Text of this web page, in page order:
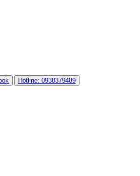
Hotline: 0938379489